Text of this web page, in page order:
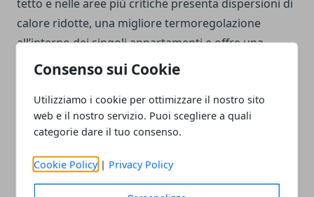
Consenso sui Cookie
Utilizziamo i cookie per ottimizzare il nostro sito
web e il nostro servizio. Puoi scegliere a quali
categorie dare il tuo consenso.
Cookie Policy | Privacy Policy
tetto e nelle aree più critiche presenta dispersioni di
calore ridotte, una migliore termoregolazione
all’interno dei singoli appartamenti e offre una
gestione ottimizzata dei consumi
aree comuni.
Whatsapp